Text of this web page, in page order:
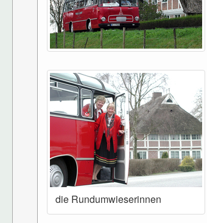
die Rundumwieserinnen